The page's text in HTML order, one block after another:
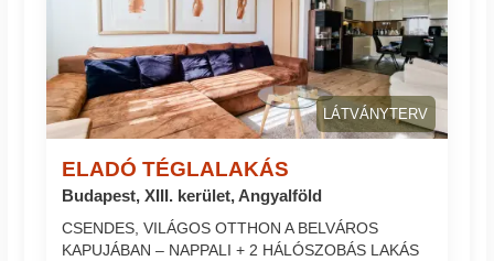
LÁTVÁNYTERV
ELADÓ TÉGLALAKÁS
Budapest, XIII. kerület, Angyalföld
CSENDES, VILÁGOS OTTHON A BELVÁROS
KAPUJÁBAN – NAPPALI + 2 HÁLÓSZOBÁS LAKÁS